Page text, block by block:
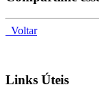
Voltar
Links Úteis